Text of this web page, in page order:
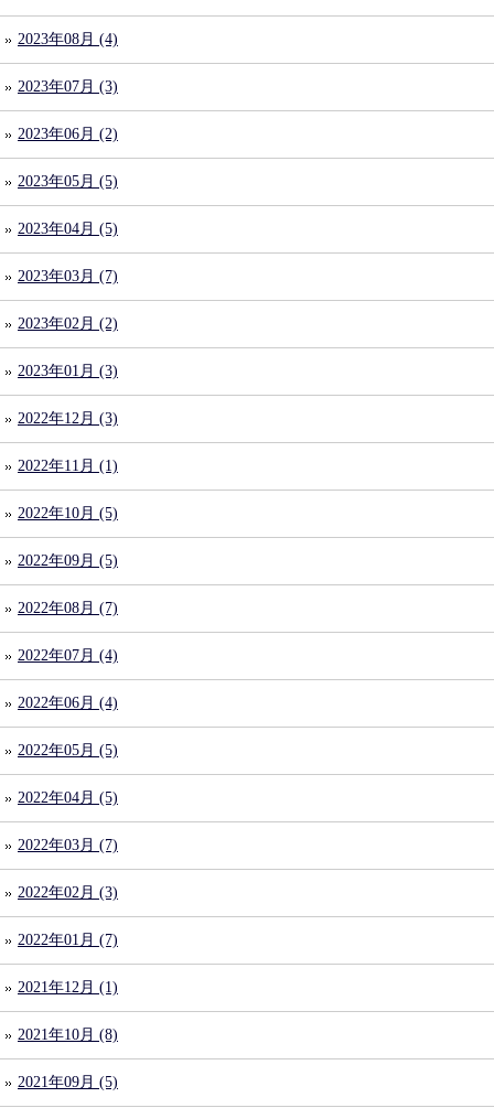
2023年08月 (4)
2023年07月 (3)
2023年06月 (2)
2023年05月 (5)
2023年04月 (5)
2023年03月 (7)
2023年02月 (2)
2023年01月 (3)
2022年12月 (3)
2022年11月 (1)
2022年10月 (5)
2022年09月 (5)
2022年08月 (7)
2022年07月 (4)
2022年06月 (4)
2022年05月 (5)
2022年04月 (5)
2022年03月 (7)
2022年02月 (3)
2022年01月 (7)
2021年12月 (1)
2021年10月 (8)
2021年09月 (5)